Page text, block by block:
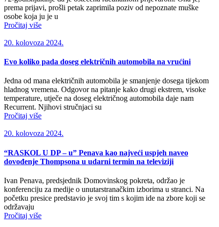
prema prijavi, prošli petak zaprimila poziv od nepoznate muške
osobe koja ju je u
Pročitaj više
20. kolovoza 2024.
Evo koliko pada doseg električnih automobila na vrućini
Jedna od mana električnih automobila je smanjenje dosega tijekom
hladnog vremena. Odgovor na pitanje kako drugi ekstrem, visoke
temperature, utječe na doseg električnog automobila daje nam
Recurrent. Njihovi stručnjaci su
Pročitaj više
20. kolovoza 2024.
“RASKOL U DP – u” Penava kao najveći uspjeh naveo
dovođenje Thompsona u udarni termin na televiziji
Ivan Penava, predsjednik Domovinskog pokreta, održao je
konferenciju za medije o unutarstranačkim izborima u stranci. Na
početku presice predstavio je svoj tim s kojim ide na zbore koji se
održavaju
Pročitaj više